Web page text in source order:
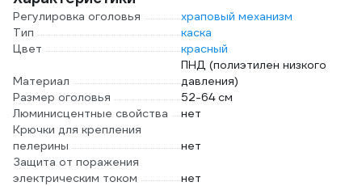
Регулировка оголовья
храповый механизм
Тип
каска
Цвет
красный
Материал
ПНД (полиэтилен низкого
давления)
Размер оголовья
52-64 см
Люминисцентные свойства
нет
Крючки для крепления
пелерины
нет
Защита от поражения
электрическим током
нет